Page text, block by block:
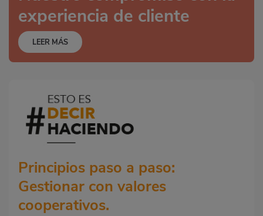
experiencia de cliente
LEER MÁS
Principios paso a paso:
Gestionar con valores
cooperativos.